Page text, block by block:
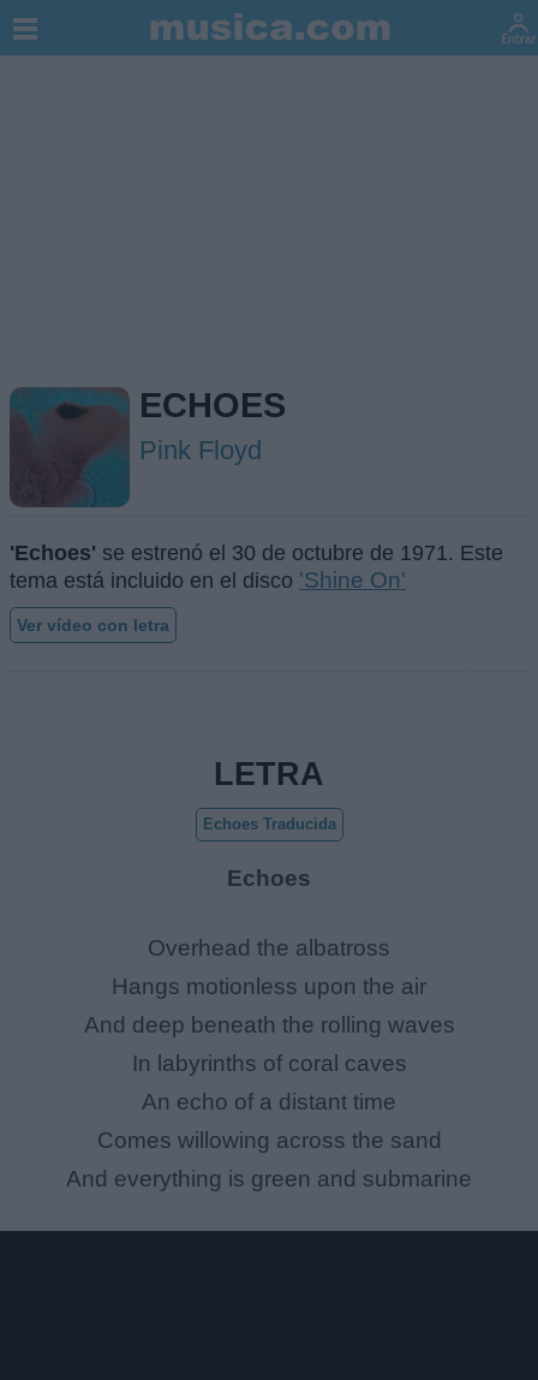
ECHOES
Pink Floyd
'Echoes' se estrenó el 30 de octubre de 1971 . Este
tema está incluido en el disco 'Shine On'
Ver vídeo con letra
LETRA
Echoes Traducida
Echoes
Overhead the albatross
Hangs motionless upon the air
And deep beneath the rolling waves
In labyrinths of coral caves
An echo of a distant time
Comes willowing across the sand
And everything is green and submarine